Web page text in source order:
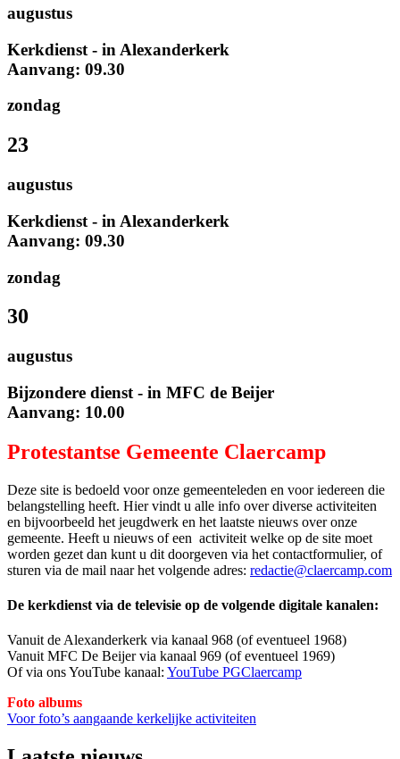
augustus
Kerkdienst - in Alexanderkerk
Aanvang: 09.30
zondag
23
augustus
Kerkdienst - in Alexanderkerk
Aanvang: 09.30
zondag
30
augustus
Bijzondere dienst - in MFC de Beijer
Aanvang: 10.00
Protestantse Gemeente Claercamp
Deze site is bedoeld voor onze gemeenteleden en voor iedereen die
belangstelling heeft. Hier vindt u alle info over diverse activiteiten
en bijvoorbeeld het jeugdwerk en het laatste nieuws over onze
gemeente. Heeft u nieuws of een activiteit welke op de site moet
worden gezet dan kunt u dit doorgeven via het contactformulier, of
sturen via de mail naar het volgende adres: redactie@claercamp.com
De kerkdienst via de televisie op de volgende digitale kanalen:
Vanuit de Alexanderkerk via kanaal 968 (of eventueel 1968)
Vanuit MFC De Beijer via kanaal 969 (of eventueel 1969)
Of via ons YouTube kanaal: YouTube PGClaercamp
Foto albums
Voor foto’s aangaande kerkelijke activiteiten